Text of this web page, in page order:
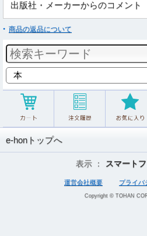
出版社・メーカーからのコメント
商品の返品について
e-honトップへ
表示 ： スマート
運営会社概要 プライバ
Copyright © TOHAN